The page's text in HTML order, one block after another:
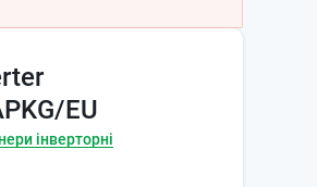
EU
інверторні